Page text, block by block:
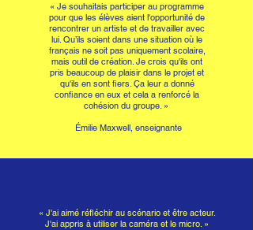
« Je souhaitais participer au programme
pour que les élèves aient l'opportunité de
rencontrer un artiste et de travailler avec
lui. Qu’ils soient dans une situation où le
français ne soit pas uniquement scolaire,
mais outil de création. Je crois qu'ils ont
pris beaucoup de plaisir dans le projet et
qu'ils en sont fiers. Ça leur a donné
confiance en eux et cela a renforcé la
cohésion du groupe. »
Émilie Maxwell, enseignante
« J'ai aimé réfléchir au scénario et être acteur.
J'ai appris à utiliser la caméra et le micro. »